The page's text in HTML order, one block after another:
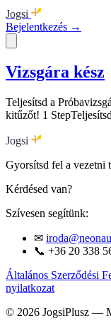
Jogsi
Bejelentkezés →
Vizsgára kész
Teljesítsd a
kitűzőt! 1
Jogsi
Gyorsítsd fel a vezetni
Kérdésed van?
Szívesen segítünk:
✉
📞 +36 20 338
Általános Szerződési
nyilatkozat
© 2026 JogsiPlusz —